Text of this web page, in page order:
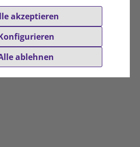
akzeptieren
ablehnen